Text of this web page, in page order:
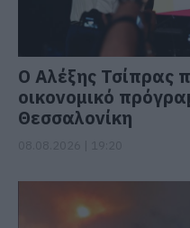
Ο Αλέξης Τσίπρας
οικονομικό
Θεσσαλονίκη